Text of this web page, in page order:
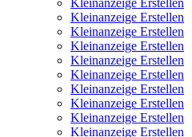
Kleinanzeige Erstellen
Kleinanzeige Erstellen
Kleinanzeige Erstellen
Kleinanzeige Erstellen
Kleinanzeige Erstellen
Kleinanzeige Erstellen
Kleinanzeige Erstellen
Kleinanzeige Erstellen
Kleinanzeige Erstellen